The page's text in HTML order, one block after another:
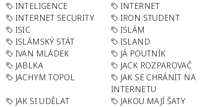
INTELIGENCE
INTERNET
INTERNET SECURITY
IRON STUDENT
ISIC
ISLÁM
ISLÁMSKÝ STÁT
ISLAND
IVAN MLÁDEK
JÁ POUTNÍK
JABLKA
JACK ROZPAROVAČ
JACHYM TOPOL
JAK SE CHRÁNIT NA
INTERNETU
JAK SI UDĚLAT
JAKOU MAJÍ ŠATY